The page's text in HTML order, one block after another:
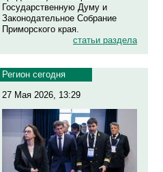
Государственную Думу и
Законодательное Собрание
Приморского края.
статьи раздела
Регион сегодня
27 Мая 2026, 13:29